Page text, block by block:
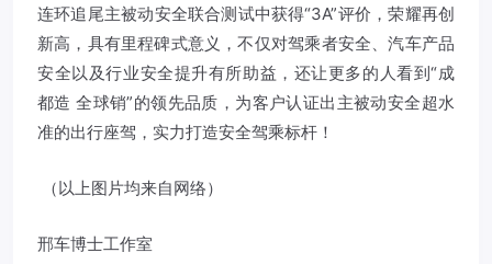
连环追尾主被动安全联合测试中获得“3A”评价，荣耀再创
新高，具有里程碑式意义，不仅对驾乘者安全、汽车产品
安全以及行业安全提升有所助益，还让更多的人看到“成
都造 全球销”的领先品质，为客户认证出主被动安全超水
准的出行座驾，实力打造安全驾乘标杆！
（以上图片均来自网络）
邢车博士工作室